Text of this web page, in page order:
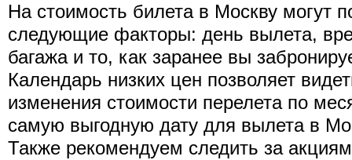
На стоимость билета в Москву могут
следующие факторы: день вылета,
багажа и то, как заранее вы
Календарь низких цен позволяет
изменения стоимости перелета по
самую выгодную дату для вылета в
Также рекомендуем следить за